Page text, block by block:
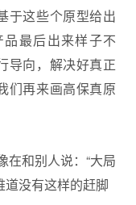
于这些个原型给出
最后出来样子不
导向，解决好真正
们再来画高保真原
在和别人说：“大局
道没有这样的赶脚